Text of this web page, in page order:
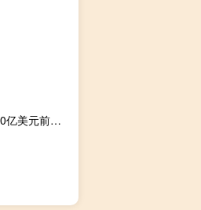
美国6月贸易帐 -655亿美元逆差水平创2月以来最大预期-650亿美元前值-690亿美元